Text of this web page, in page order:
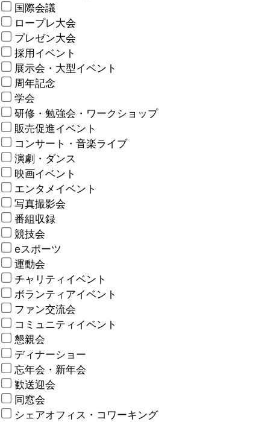
国際会議
ロープレ大会
プレゼン大会
採用イベント
展示会・大型イベント
周年記念
学会
研修・勉強会・ワークショップ
販売促進イベント
コンサート・音楽ライブ
演劇・ダンス
映画イベント
エンタメイベント
写真撮影会
番組収録
競技会
eスポーツ
運動会
チャリティイベント
ボランティアイベント
ファン交流会
コミュニティイベント
懇親会
ディナーショー
忘年会・新年会
歓送迎会
同窓会
シェアオフィス・コワーキング